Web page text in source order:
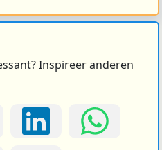
Inspireer anderen